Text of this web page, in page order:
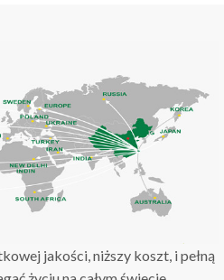
jakości, niższy koszt, i pełną